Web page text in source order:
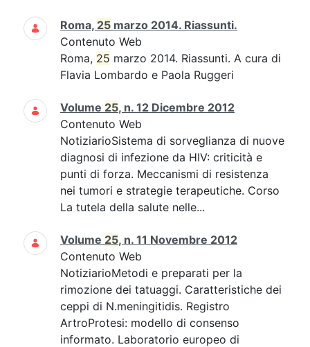
Roma, 25 marzo 2014. Riassunti.
Contenuto Web
Roma, 25 marzo 2014. Riassunti. A cura di
Flavia Lombardo e Paola Ruggeri
Volume 25, n. 12 Dicembre 2012
Contenuto Web
NotiziarioSistema di sorveglianza di nuove
diagnosi di infezione da HIV: criticità e
punti di forza. Meccanismi di resistenza
nei tumori e strategie terapeutiche. Corso
La tutela della salute nelle...
Volume 25, n. 11 Novembre 2012
Contenuto Web
NotiziarioMetodi e preparati per la
rimozione dei tatuaggi. Caratteristiche dei
ceppi di N.meningitidis. Registro
ArtroProtesi: modello di consenso
informato. Laboratorio europeo di